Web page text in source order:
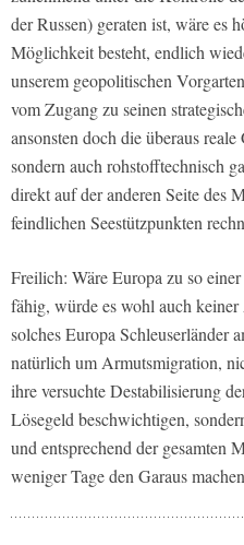
der Russen) geraten ist, wäre es
Möglichkeit besteht, endlich
unserem geopolitischen
vom Zugang zu seinen
ansonsten doch die überaus
sondern auch rohstofftechnisch
direkt auf der anderen Seite des
feindlichen Seestützpunkten
Freilich: Wäre Europa zu so
fähig, würde es wohl auch
solches Europa Schleuserländer
natürlich um Armutsmigration,
ihre versuchte Destabilisierung
Lösegeld beschwichtigen,
und entsprechend der gesamten
weniger Tage den Garaus